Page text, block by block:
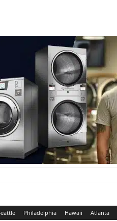
Philadelphia Hawaii Atlanta